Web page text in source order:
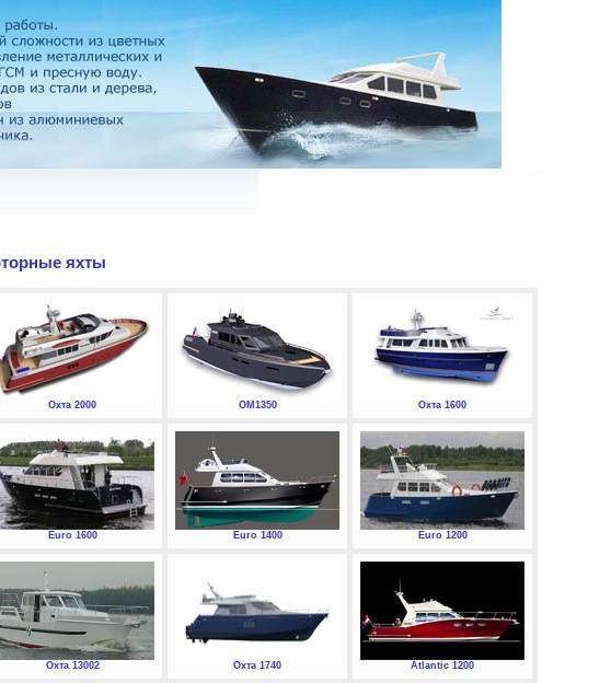
яхты
Охта 2000 ОМ1350 Охта 1600
Euro 1600 Euro 1400 Euro 1200
Охта 13002 Охта 1740 Atlantic 1200